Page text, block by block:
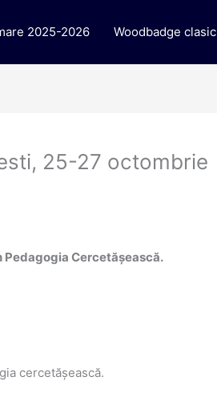
2025-2026 Woodbadge clasic
25-27 octombrie
Cercetășească.
cercetășească.